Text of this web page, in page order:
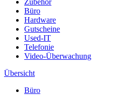
Zubehör
Büro
Hardware
Gutscheine
Used-IT
Telefonie
Video-Überwachung
Übersicht
Büro